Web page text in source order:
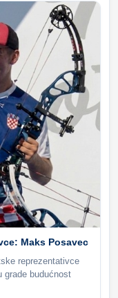
Maks Posavec
reprezentativce
grade budućnost